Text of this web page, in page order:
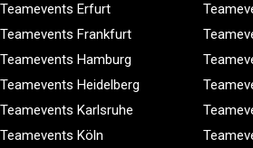
Teamevents Erfurt
Teamevents Frankfurt
Teamevents Hamburg
Teamevents Heidelberg
Teamevents Karlsruhe
Teamevents Köln